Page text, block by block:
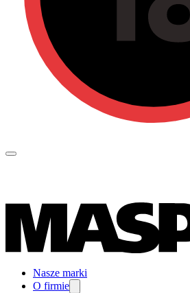
Nasze marki
O firmie